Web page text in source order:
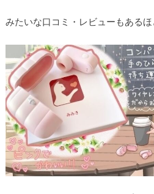
みたいな口コミ・レビューもあるほ